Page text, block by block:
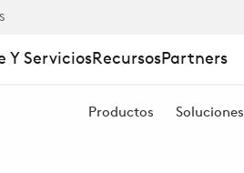
Y ServiciosRecursosPartners
Productos Soluciones